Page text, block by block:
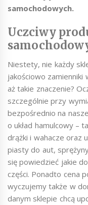
samochodowych.
Uczciwy
Niestety, nie każdy
jakościowo zamienniki
aż takie znaczenie?
szczególnie przy
bezpośrednio na
o układ hamulcowy –
drążki i wahacze oraz
piasty do aut,
się powiedzieć jakie
części. Ponadto cena
wyczujemy także w
danym sklepie chcą